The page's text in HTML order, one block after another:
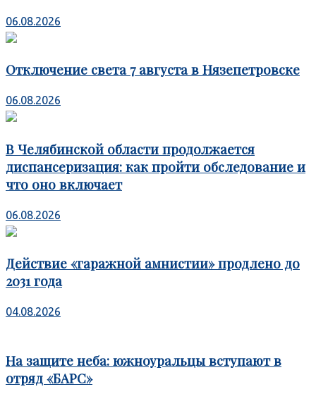
06.08.2026
Отключение света 7 августа в Нязепетровске
06.08.2026
В Челябинской области продолжается
диспансеризация: как пройти обследование и
что оно включает
06.08.2026
Действие «гаражной амнистии» продлено до
2031 года
04.08.2026
На защите неба: южноуральцы вступают в
отряд «БАРС»